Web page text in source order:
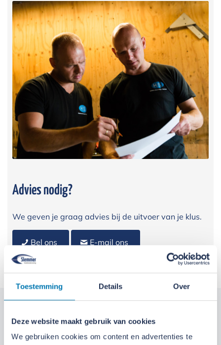
Toestemming Details Over
Deze website maakt gebruik van cookies
We gebruiken cookies om content en advertenties te
Advies nodig?
We geven je graag advies bij de uitvoer van je klus.
Bel ons E-mail ons
Locatie EdeLocatie Ruinerwold